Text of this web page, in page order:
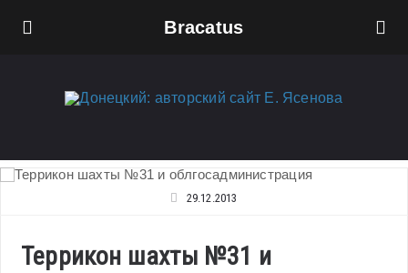
Bracatus
29.12.2013
Террикон шахты №31 и